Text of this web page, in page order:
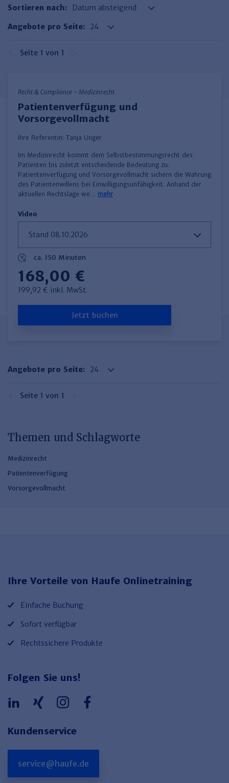
Personalmanagement und
Organisation
Personalentwicklung und
Entgeltabrechnung
Steuerkanzlei und Gebühren
Familien- und Erbrecht
Miet- und WE-Recht
Compliance
Insolvenzrecht
Medizinrecht
Miet- und Bestandsverwaltung
Arbeitsschutz & BGM
Gesundheitsmanagement
Finden Sie Ihr Thema
Haufe Personal Office
Haufe Finance Office
Haufe Zeugnis Manager
Sozialrechtprodukte
Haufe Arbeitsschutz
Haufe TVöD/TV-L Office
Haufe Immobilien
Sortieren nach:
Angebote pro Seite:
Seite 1 von 1
Recht & Compliance - Medizinrecht
Patientenverfügung und
Vorsorgevollmacht
Ihre Referentin: Tanja Unger
​Im Medizinrecht kommt dem Selbstbestimmungsrecht des
Patienten bis zuletzt entscheidende Bedeutung zu.
Patientenverfügung und Vorsorgevollmacht sichern die Wahrung
des Patientenwillens bei Einwilligungsunfähigkeit. Anhand der
aktuellen Rechtslage we… mehr
Video
ca. 150 Minuten
168,00 €
199,92 € inkl. MwSt.
Jetzt buchen
Angebote pro Seite:
Seite 1 von 1
Themen und Schlagworte
Medizinrecht
Patientenverfügung
Vorsorgevollmacht
Ihre Vorteile von Haufe Onlinetraining
Einfache Buchung
Sofort verfügbar
Rechtssichere Produkte
Folgen Sie uns!
Kundenservice
service@haufe.de